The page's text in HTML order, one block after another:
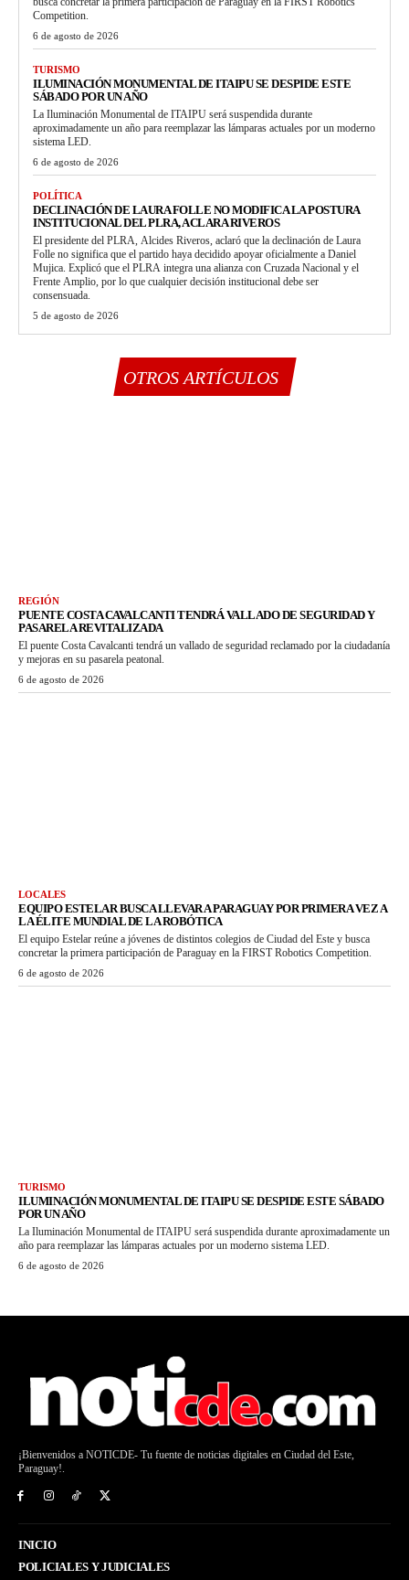
Competition.
6 de agosto de 2026
TURISMO
ILUMINACIÓN MONUMENTAL DE ITAIPU SE DESPIDE ESTE
SÁBADO POR UN AÑO
La Iluminación Monumental de ITAIPU será suspendida durante
aproximadamente un año para reemplazar las lámparas actuales por un moderno
sistema LED.
6 de agosto de 2026
POLÍTICA
DECLINACIÓN DE LAURA FOLLE NO MODIFICA LA POSTURA
INSTITUCIONAL DEL PLRA, ACLARA RIVEROS
El presidente del PLRA, Alcides Riveros, aclaró que la declinación de Laura
Folle no significa que el partido haya decidido apoyar oficialmente a Daniel
Mujica. Explicó que el PLRA integra una alianza con Cruzada Nacional y el
Frente Amplio, por lo que cualquier decisión institucional debe ser
consensuada.
5 de agosto de 2026
OTROS ARTÍCULOS
REGIÓN
PUENTE COSTA CAVALCANTI TENDRÁ VALLADO DE SEGURIDAD Y
PASARELA REVITALIZADA
El puente Costa Cavalcanti tendrá un vallado de seguridad reclamado por la ciudadanía
y mejoras en su pasarela peatonal.
6 de agosto de 2026
LOCALES
EQUIPO ESTELAR BUSCA LLEVAR A PARAGUAY POR PRIMERA VEZ A
LA ÉLITE MUNDIAL DE LA ROBÓTICA
El equipo Estelar reúne a jóvenes de distintos colegios de Ciudad del Este y busca
concretar la primera participación de Paraguay en la FIRST Robotics Competition.
6 de agosto de 2026
TURISMO
ILUMINACIÓN MONUMENTAL DE ITAIPU SE DESPIDE ESTE SÁBADO
POR UN AÑO
La Iluminación Monumental de ITAIPU será suspendida durante aproximadamente un
año para reemplazar las lámparas actuales por un moderno sistema LED.
6 de agosto de 2026
¡Bienvenidos a NOTICDE- Tu fuente de noticias digitales en Ciudad del Este,
Paraguay!.
INICIO
POLICIALES Y JUDICIALES